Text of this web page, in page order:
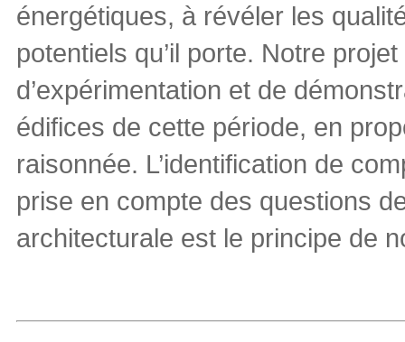
énergétiques, à révéler les
potentiels qu’il porte. Notre
d’expérimentation et de
édifices de cette période, en
raisonnée. L’identification de
prise en compte des questions
architecturale est le principe de